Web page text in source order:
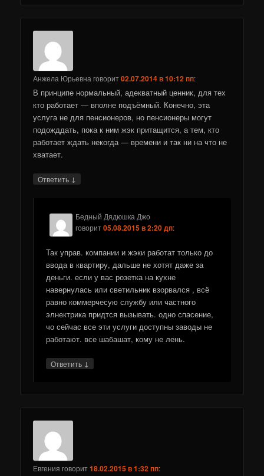
Анжела Юрьевна говорит02.07.2014 в 10:12 пп:
В принципе нормальный, адекватный ценник, для тех
кто работает — вполне подъёмный. Конечно, эта
услуга не для пенсионеров, но пенсионеры могут
подожддать, пока к ним жэк притащится, а тем, кто
работает ждать некогда — времени и так ни на что не
хватает.
Ответить ↓
Бедный Дядюшка Джо
говорит05.08.2015 в 2:20 дп:
Так управ. компании и жэки работат только до
ввода в квартиру, дальше не хотят даже за
деньги. если у вас розетка на кухне
навернулась или светильник взорвался , всё
равно коммерчесую службу или частного
элнектрика придтся вызывать. одно спасение,
чо сейчас все эти услуги доступны заводы не
работают. все шабашат, кому не лень.
Ответить ↓
Евгения говорит18.02.2015 в 1:32 пп: